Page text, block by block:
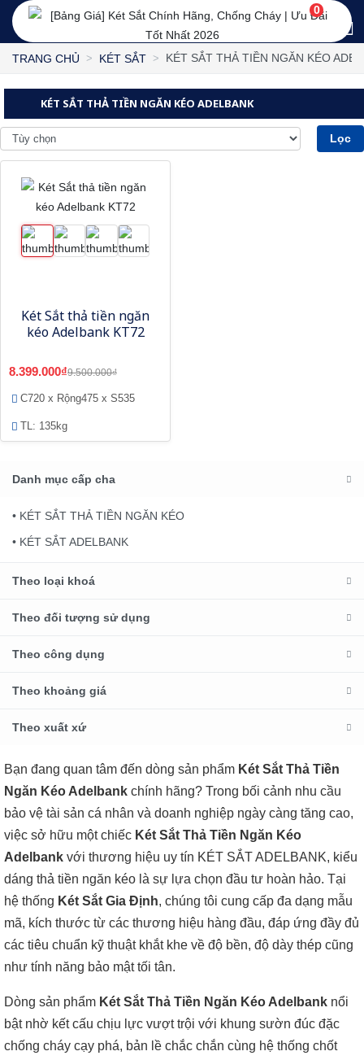
0
TRANG CHỦ KÉT SẮT KÉT SẮT THẢ TIỀN NGĂN KÉO
KÉT SẮT THẢ TIỀN NGĂN KÉO ADELBANK
Lọc
Két Sắt thả tiền ngăn
kéo Adelbank KT72
8.399.000₫9.500.000₫
C720 x Rộng475 x S535
TL: 135kg
Danh mục cấp cha
• KÉT SẮT THẢ TIỀN NGĂN KÉO
• KÉT SẮT ADELBANK
Theo loại khoá
Theo đối tượng sử dụng
Theo công dụng
Theo khoảng giá
Theo xuất xứ
Bạn đang quan tâm đến dòng sản phẩm Két Sắt Thả Tiền
Ngăn Kéo Adelbank chính hãng? Trong bối cảnh nhu cầu
bảo vệ tài sản cá nhân và doanh nghiệp ngày càng tăng cao,
việc sở hữu một chiếc Két Sắt Thả Tiền Ngăn Kéo
Adelbank với thương hiệu uy tín KÉT SẮT ADELBANK, kiểu
dáng thả tiền ngăn kéo là sự lựa chọn đầu tư hoàn hảo. Tại
hệ thống Két Sắt Gia Định, chúng tôi cung cấp đa dạng mẫu
mã, kích thước từ các thương hiệu hàng đầu, đáp ứng đầy đủ
các tiêu chuẩn kỹ thuật khắt khe về độ bền, độ dày thép cũng
như tính năng bảo mật tối tân.
Dòng sản phẩm Két Sắt Thả Tiền Ngăn Kéo Adelbank nổi
bật nhờ kết cấu chịu lực vượt trội với khung sườn đúc đặc
chống cháy cạy phá, bản lề chắc chắn cùng hệ thống chốt